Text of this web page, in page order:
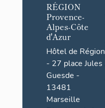
RÉGION
Provence-
Alpes-Côte
d'Azur
Hôtel de Région
- 27 place Jules
Guesde -
13481
Marseille